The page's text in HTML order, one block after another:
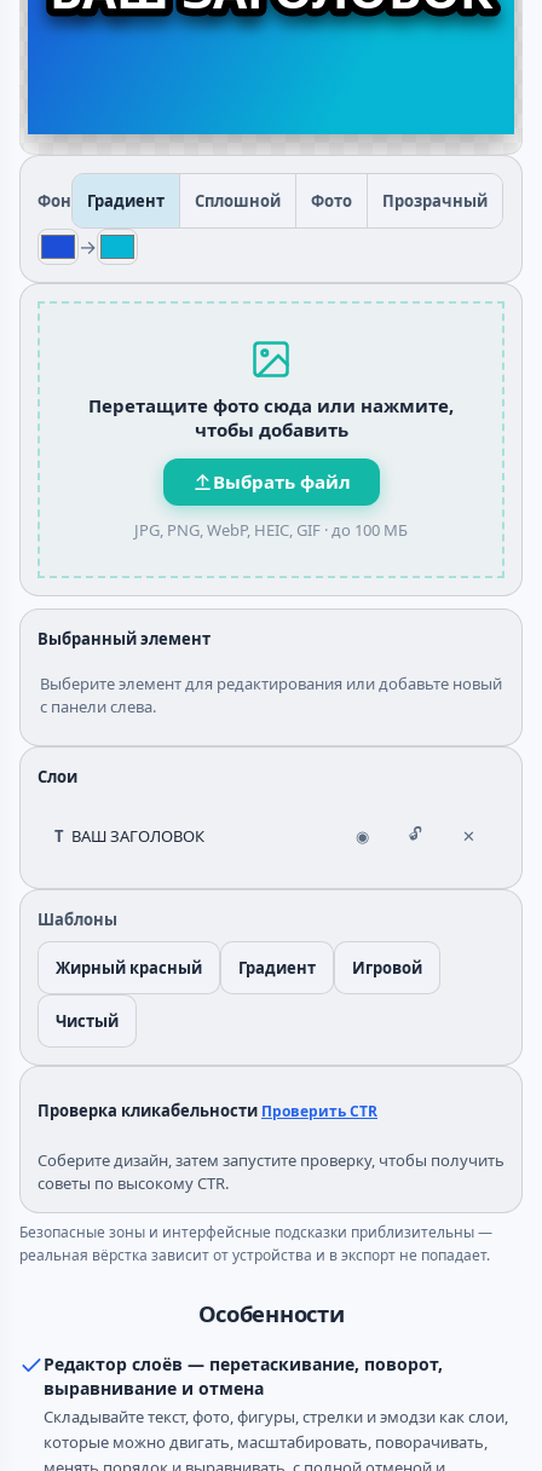
Фон Градиент Сплошной Фото Прозрачный
→
Перетащите фото сюда или нажмите,
чтобы добавить
Выбрать файл
JPG, PNG, WebP, HEIC, GIF ·до 100 МБ
Выбранный элемент
Выберите элемент для редактирования или добавьте новый
с панели слева.
Слои
T ВАШ ЗАГОЛОВОК ◉ 🔓 ✕
Шаблоны
Жирный красный Градиент Игровой
Чистый
Проверка кликабельности Проверить CTR
Соберите дизайн, затем запустите проверку, чтобы получить
советы по высокому CTR.
Безопасные зоны и интерфейсные подсказки приблизительны —
реальная вёрстка зависит от устройства и в экспорт не попадает.
Особенности
Редактор слоёв — перетаскивание, поворот,
выравнивание и отмена
Складывайте текст, фото, фигуры, стрелки и эмодзи как слои,
которые можно двигать, масштабировать, поворачивать,